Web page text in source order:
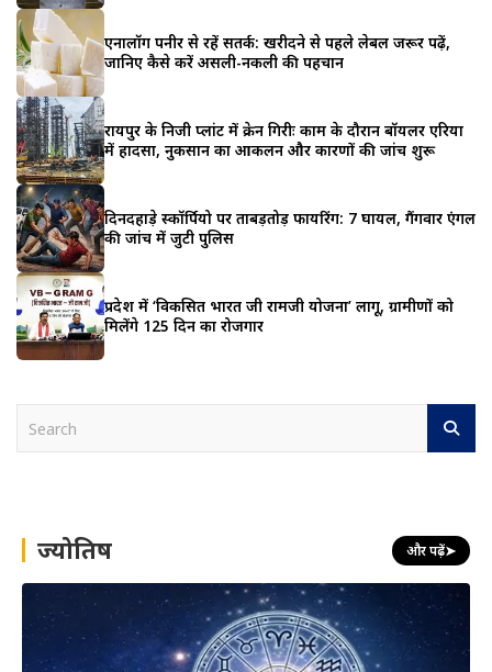
एनालॉग पनीर से रहें सतर्क: खरीदने से पहले लेबल जरूर पढ़ें,
जानिए कैसे करें असली-नकली की पहचान
रायपुर के निजी प्लांट में क्रेन गिरीः काम के दौरान बॉयलर एरिया
में हादसा, नुकसान का आकलन और कारणों की जांच शुरू
दिनदहाड़े स्कॉर्पियो पर ताबड़तोड़ फायरिंग: 7 घायल, गैंगवार एंगल
की जांच में जुटी पुलिस
प्रदेश में ‘विकसित भारत जी रामजी योजना’ लागू, ग्रामीणों को
मिलेंगे 125 दिन का रोजगार
h ज्योतिष और पढ़ें➤